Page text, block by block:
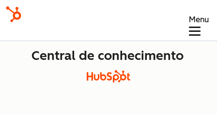
Menu
Central de conhecimento